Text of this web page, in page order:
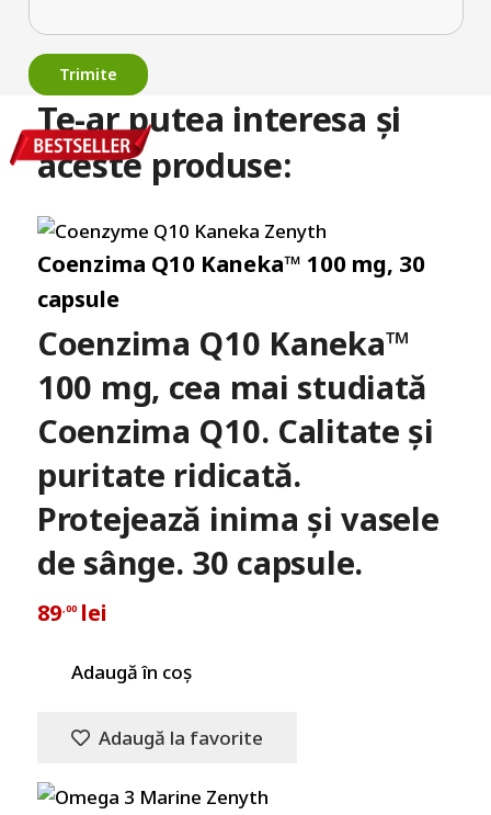
Te-ar putea interesa și
aceste produse:
Coenzima Q10 Kaneka™ 100 mg, 30
capsule
Coenzima Q10 Kaneka™
100 mg, cea mai studiată
Coenzima Q10. Calitate și
puritate ridicată.
Protejează inima și vasele
de sânge. 30 capsule.
89,00 lei
Adaugă în coș
Adaugă la favorite